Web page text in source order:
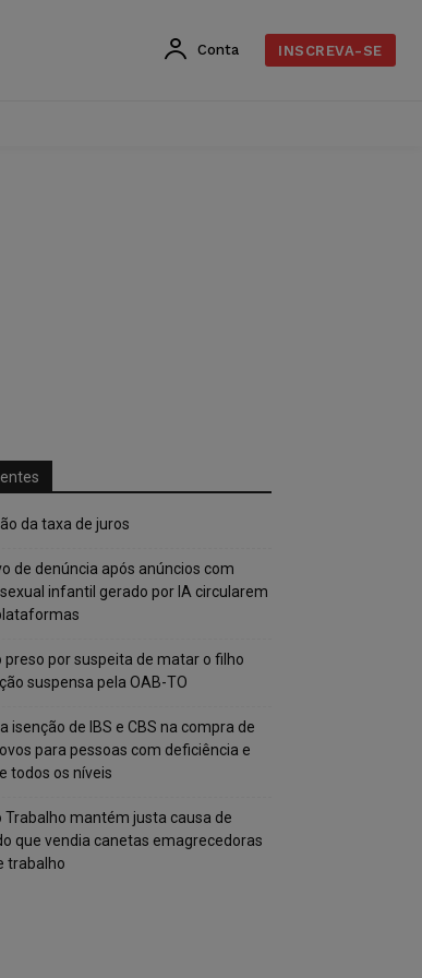
Conta INSCREVA-SE
da taxa de juros
de denúncia após anúncios com
infantil gerado por IA circularem
preso por suspeita de matar o filho
suspensa pela OAB-TO
isenção de IBS e CBS na compra de
para pessoas com deficiência e
todos os níveis
Trabalho mantém justa causa de
que vendia canetas emagrecedoras
trabalho